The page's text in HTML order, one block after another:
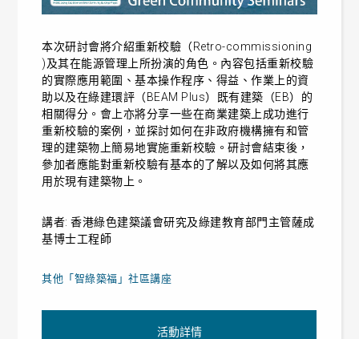
本次研討會將介紹重新校驗（Retro-commissioning
)及其在能源管理上所扮演的角色。內容包括重新校驗
的實際應用範圍、基本操作程序、得益、作業上的資
助以及在綠建環評（BEAM Plus）既有建築（EB）的
相關得分。會上亦將分享一些在商業建築上成功進行
重新校驗的案例，並探討如何在非政府機構擁有和管
理的建築物上簡易地實施重新校驗。研討會結束後，
參加者應能對重新校驗有基本的了解以及如何將其應
用於現有建築物上。
講者: 香港綠色建築議會研究及綠建教育部門主管薩成
基博士工程師
其他「智綠築福」社區講座
活動詳情